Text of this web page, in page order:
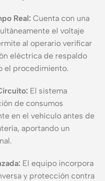
Real: Cuenta con una
el voltaje
al operario verificar
eléctrica de respaldo
el procedimiento.
El sistema
de consumos
en el vehículo antes de
aportando un
El equipo incorpora
y protección contra